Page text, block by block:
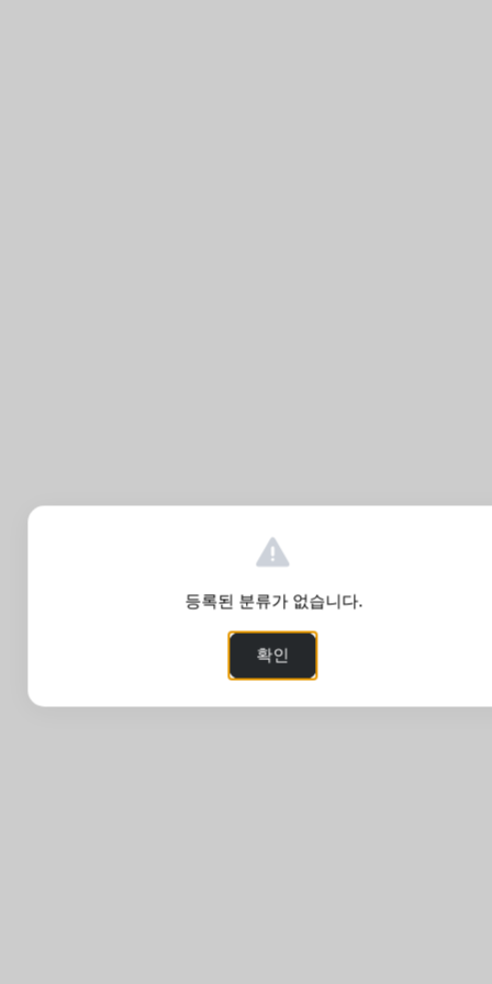
등록된 분류가 없습니다.
확인